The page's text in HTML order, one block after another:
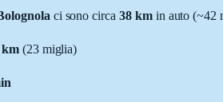
ci sono circa 38kmin auto (~42
km (23miglia)